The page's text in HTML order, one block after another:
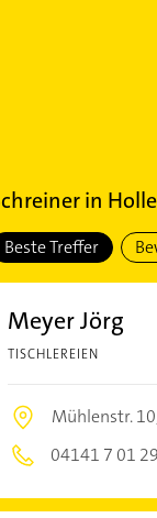
in
Beste Treffer
Meyer Jörg
TISCHLEREIEN
Mühlenstr.
04141 7 01 29